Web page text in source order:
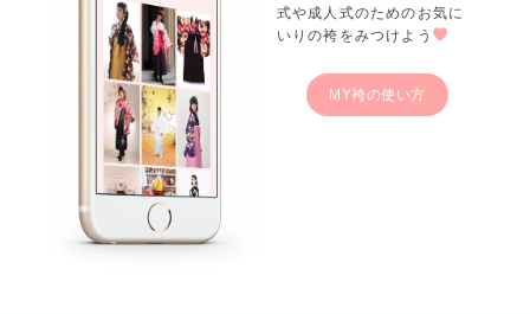
TAKAZEN東京表参道店Flagship・
大阪梅田本店・心斎橋店・堺店・
神戸旧居留地店・姫路店・
奈良店・橿原店の
各店舗に来て、是非直接見てね♪
※着付け、ヘアアレンジは店舗により異なります。
※ご契約金額50,000(税抜き)以上のお客様に限ります。
式や成人式のためのお気に
いりの袴をみつけよう
MY袴の使い方